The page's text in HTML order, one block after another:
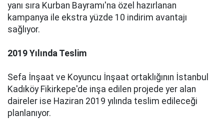
yanı sıra Kurban Bayramı'na özel hazırlanan
kampanya ile ekstra yüzde 10 indirim avantajı
sağlıyor.
2019 Yılında Teslim
Sefa İnşaat ve Koyuncu İnşaat ortaklığının İstanbul
Kadıköy Fikirkepe'de inşa edilen projede yer alan
daireler ise Haziran 2019 yılında teslim edileceği
planlanıyor.